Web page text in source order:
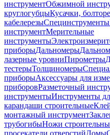
инструментОбжимной
круглогубцыКусачки,
кабелерезыСпецинструменты
инструментМерительные
инструменты
приборыДальномеры
лазерные уровниПирометры
тестерыТолщиномеры
приборыАксессуары для
приборовРазметочный
инструментыИнструменты
карандаши строительные
монтажный инструмент
трубогибыНожи
просекатели отверстийЛомы